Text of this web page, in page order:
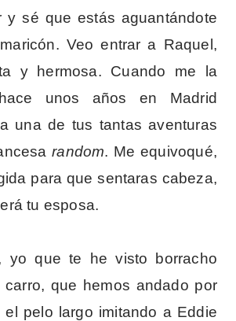
y sé que estás aguantándote
Veo entrar a Raquel,
y hermosa. Cuando me la
unos años en Madrid
una de tus tantas aventuras
random. Me equivoqué,
para que sentaras cabeza,
tu esposa.
yo que te he visto borracho
carro, que hemos andado por
pelo largo imitando a Eddie